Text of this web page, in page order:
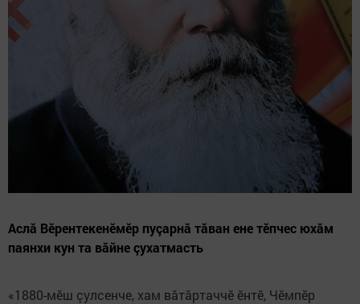
Аслă Вӗрентекенӗмӗр пуçарнă тăван ене тӗпчес юхăм
паянхи кун та вăйне çухатмасть
«1880-мӗш çулсенче, хам вăтăртаччӗ ӗнтӗ, Чӗмпӗр